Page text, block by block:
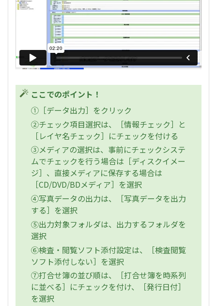
ここでのポイント！
①［データ出力］をクリック
②チェック項目選択は、［情報チェック］と
［レイヤ名チェック］にチェックを付ける
③メディアの選択は、事前にチェックシステ
ムでチェックを行う場合は［ディスクイメー
ジ］、直接メディアに保存する場合は
［CD/DVD/BDメディア］を選択
④写真データの出力は、［写真データを出力
する］を選択
⑤出力対象フォルダは、出力するフォルダを
選択
⑥検査・閲覧ソフト添付設定は、［検査閲覧
ソフト添付しない］を選択
⑦打合せ簿の並び順は、［打合せ簿を時系列
に並べる］にチェックを付け、［発行日付］
を選択